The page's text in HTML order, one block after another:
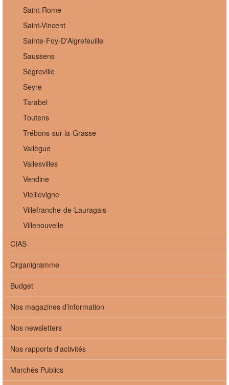
Saint-Rome
Saint-Vincent
Sainte-Foy-D'Aigrefeuille
Saussens
Ségreville
Seyre
Tarabel
Toutens
Trébons-sur-la-Grasse
Vallègue
Vallesvilles
Vendine
Vieillevigne
Villefranche-de-Lauragais
Villenouvelle
CIAS
Organigramme
Budget
Nos magazines d’information
Nos newsletters
Nos rapports d'activités
Marchés Publics